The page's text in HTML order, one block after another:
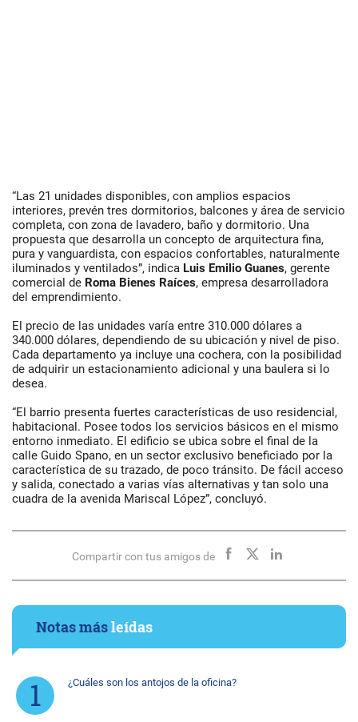
“Las 21 unidades disponibles, con amplios espacios
interiores, prevén tres dormitorios, balcones y área de servicio
completa, con zona de lavadero, baño y dormitorio. Una
propuesta que desarrolla un concepto de arquitectura fina,
pura y vanguardista, con espacios confortables, naturalmente
iluminados y ventilados”, indica Luis Emilio Guanes, gerente
comercial de Roma Bienes Raíces, empresa desarrolladora
del emprendimiento.
El precio de las unidades varía entre 310.000 dólares a
340.000 dólares, dependiendo de su ubicación y nivel de piso.
Cada departamento ya incluye una cochera, con la posibilidad
de adquirir un estacionamiento adicional y una baulera si lo
desea.
“El barrio presenta fuertes características de uso residencial,
habitacional. Posee todos los servicios básicos en el mismo
entorno inmediato. El edificio se ubica sobre el final de la
calle Guido Spano, en un sector exclusivo beneficiado por la
característica de su trazado, de poco tránsito. De fácil acceso
y salida, conectado a varias vías alternativas y tan solo una
cuadra de la avenida Mariscal López”, concluyó.
Compartir con tus amigos de
Notas másleídas
¿Cuáles son los antojos de la oficina?